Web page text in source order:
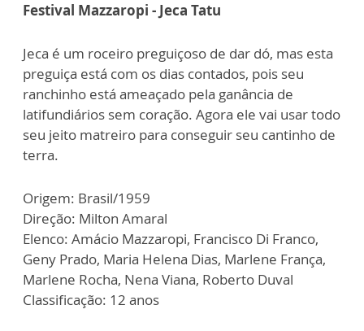
Festival Mazzaropi - Jeca Tatu
Jeca é um roceiro preguiçoso de dar dó, mas esta
preguiça está com os dias contados, pois seu
ranchinho está ameaçado pela ganância de
latifundiários sem coração. Agora ele vai usar todo
seu jeito matreiro para conseguir seu cantinho de
terra.
Origem: Brasil/1959
Direção: Milton Amaral
Elenco: Amácio Mazzaropi, Francisco Di Franco,
Geny Prado, Maria Helena Dias, Marlene França,
Marlene Rocha, Nena Viana, Roberto Duval
Classificação: 12 anos